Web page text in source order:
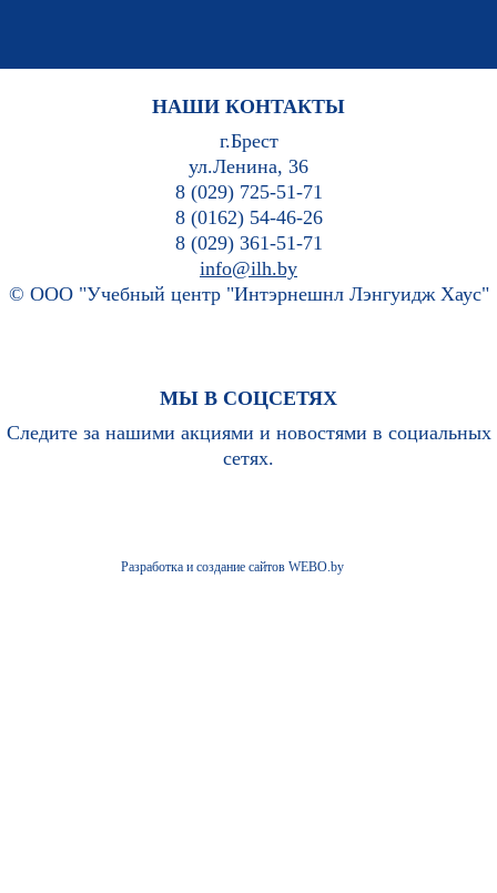
НАШИ КОНТАКТЫ
г.Брест
ул.Ленина, 36
8 (029) 725-51-71
8 (0162) 54-46-26
8 (029) 361-51-71
info@ilh.by
© ООО "Учебный центр "Интэрнешнл Лэнгуидж Хаус"
МЫ В СОЦСЕТЯХ
Следите за нашими акциями и новостями в социальных
сетях.
Разработка и создание сайтов WEBO.by